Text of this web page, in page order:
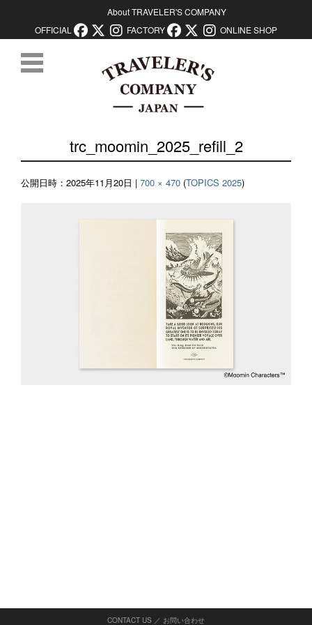
About TRAVELER'S COMPANY
OFFICIAL
FACTORY ONLINE SHOP
trc_moomin_2025_refill_2
公開日時： 2025年11月20日 | 700 × 470 (TOPICS 2025)
CONTACT US ／ お問い合わせ